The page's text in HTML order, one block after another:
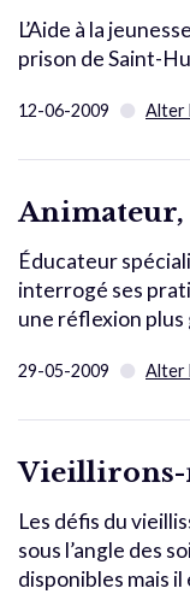
L’Aide à la
prison de Saint-
12-06-2009 Alter
Animateur,
Éducateur
interrogé ses
une réflexion
29-05-2009 Alter
Vieillirons-
Les défis du
sous l’angle des
disponibles mais